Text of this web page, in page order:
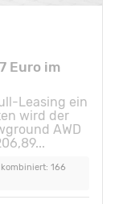
Euro im
Leasing ein
wird der
AWD
166